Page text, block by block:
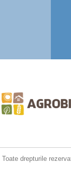
Toate drepturile